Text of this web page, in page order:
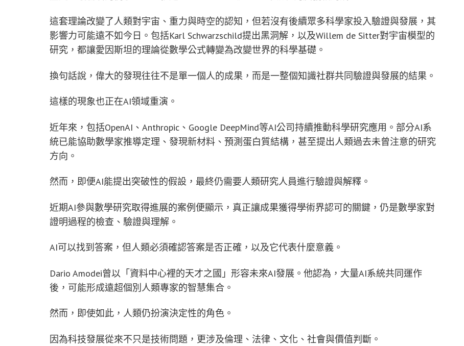
這套理論改變了人類對宇宙、重力與時空的認知，但若沒有後續眾多科學家投入驗證與發展，其
影響力可能遠不如今日。包括Karl Schwarzschild提出黑洞解，以及Willem de Sitter對宇宙模型的
研究，都讓愛因斯坦的理論從數學公式轉變為改變世界的科學基礎。
換句話說，偉大的發現往往不是單一個人的成果，而是一整個知識社群共同驗證與發展的結果。
這樣的現象也正在AI領域重演。
近年來，包括OpenAI、Anthropic、Google DeepMind等AI公司持續推動科學研究應用。部分AI系
統已能協助數學家推導定理、發現新材料、預測蛋白質結構，甚至提出人類過去未曾注意的研究
方向。
然而，即便AI能提出突破性的假設，最終仍需要人類研究人員進行驗證與解釋。
近期AI參與數學研究取得進展的案例便顯示，真正讓成果獲得學術界認可的關鍵，仍是數學家對
證明過程的檢查、驗證與理解。
AI可以找到答案，但人類必須確認答案是否正確，以及它代表什麼意義。
Dario Amodei曾以「資料中心裡的天才之國」形容未來AI發展。他認為，大量AI系統共同運作
後，可能形成遠超個別人類專家的智慧集合。
然而，即使如此，人類仍扮演決定性的角色。
因為科技發展從來不只是技術問題，更涉及倫理、法律、文化、社會與價值判斷。